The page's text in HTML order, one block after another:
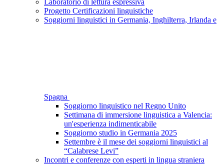
Laboratorio di lettura espressiva
Progetto Certificazioni linguistiche
Soggiorni linguistici in Germania, Inghilterra, Irlanda e
Spagna
Soggiorno linguistico nel Regno Unito
Settimana di immersione linguistica a Valencia:
un'esperienza indimenticabile
Soggiorno studio in Germania 2025
Settembre è il mese dei soggiorni linguistici al
“Calabrese Levi”
Incontri e conferenze con esperti in lingua straniera